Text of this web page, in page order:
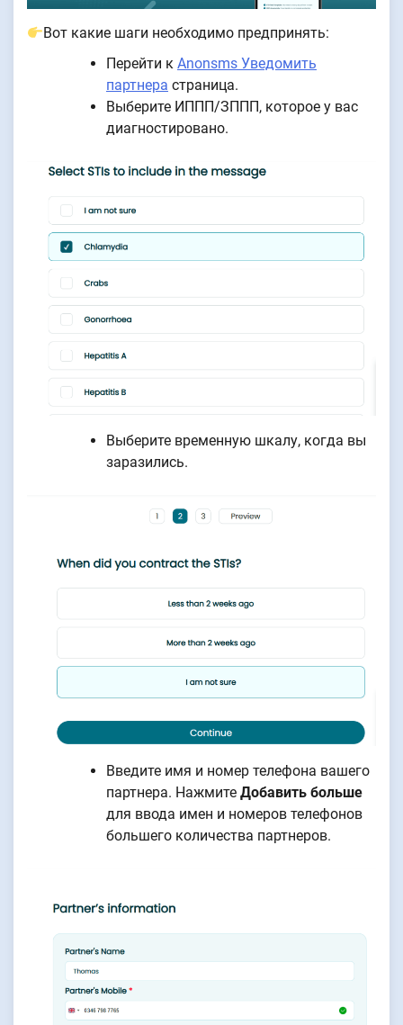
Вот какие шаги необходимо предпринять:
Перейти к Anonsms Уведомить
партнера страница.
Выберите ИППП/ЗППП, которое у вас
диагностировано.
Выберите временную шкалу, когда вы
заразились.
Введите имя и номер телефона вашего
партнера. Нажмите Добавить больше
для ввода имен и номеров телефонов
большего количества партнеров.